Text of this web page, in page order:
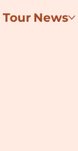
News